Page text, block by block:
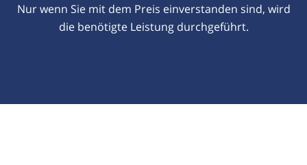
Nur wenn Sie mit dem Preis einverstanden sind, wird
die benötigte Leistung durchgeführt.